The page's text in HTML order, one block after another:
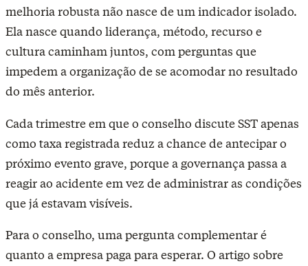
melhoria robusta não nasce de um indicador isolado.
Ela nasce quando liderança, método, recurso e
cultura caminham juntos, com perguntas que
impedem a organização de se acomodar no resultado
do mês anterior.
Cada trimestre em que o conselho discute SST apenas
como taxa registrada reduz a chance de antecipar o
próximo evento grave, porque a governança passa a
reagir ao acidente em vez de administrar as condições
que já estavam visíveis.
Para o conselho, uma pergunta complementar é
quanto a empresa paga para esperar. O artigo sobre